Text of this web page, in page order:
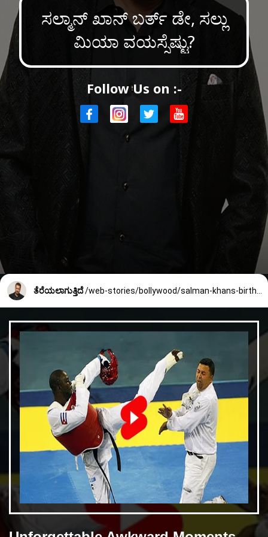
ಸಲ್ಮಾನ್ ಖಾನ್ ಬರ್ತ್ ಡೇ, ಸಲ್ಲು
ಮಿಯಾ ವಯಸ್ಸೆಷ್ಟು?
Follow Us on :-
ತೆರೆಯಲಾಗುತ್ತಿದೆ